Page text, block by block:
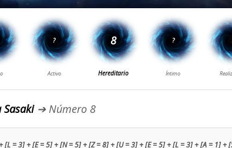
➔ Número 8
[L = 3] + [E = 5] + [N = 5] + [Z = 8] + [U = 3] + [E = 5] + [L = 3] + [A = 1] +